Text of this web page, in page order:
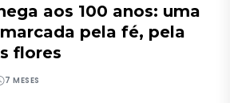
aos 100 anos: uma
pela fé, pela
flores
7 MESES